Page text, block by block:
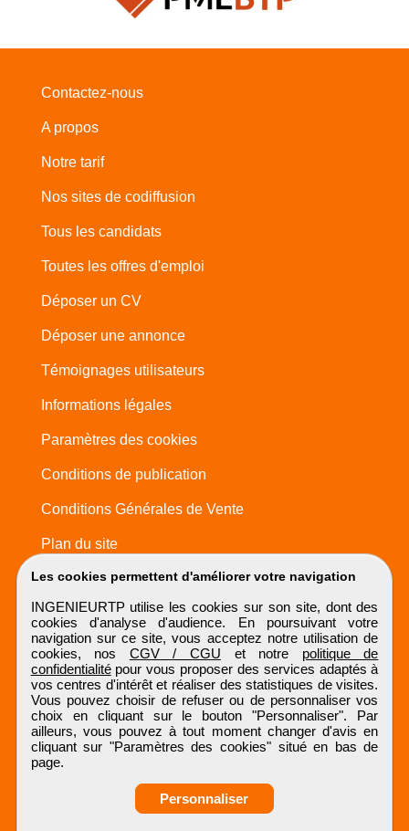
Les cookies permettent d'améliorer votre navigation
INGENIEURTP utilise les cookies sur son site, dont des
cookies d'analyse d'audience. En poursuivant votre
navigation sur ce site, vous acceptez notre utilisation de
cookies, nos CGV / CGU et notre politique de
confidentialitépour vous proposer des services adaptés à
vos centres d'intérêt et réaliser des statistiques de visites.
Vous pouvez choisir de refuser ou de personnaliser vos
choix en cliquant sur le bouton "Personnaliser". Par
ailleurs, vous pouvez à tout moment changer d'avis en
cliquant sur "Paramètres des cookies" situé en bas de
page.
Personnaliser
Contactez-nous
A propos
Notre tarif
Nos sites de codiffusion
Tous les candidats
Toutes les offres d'emploi
Déposer un CV
Déposer une annonce
Témoignages utilisateurs
Informations légales
Paramètres des cookies
Conditions de publication
Conditions Générales de Vente
Plan du site